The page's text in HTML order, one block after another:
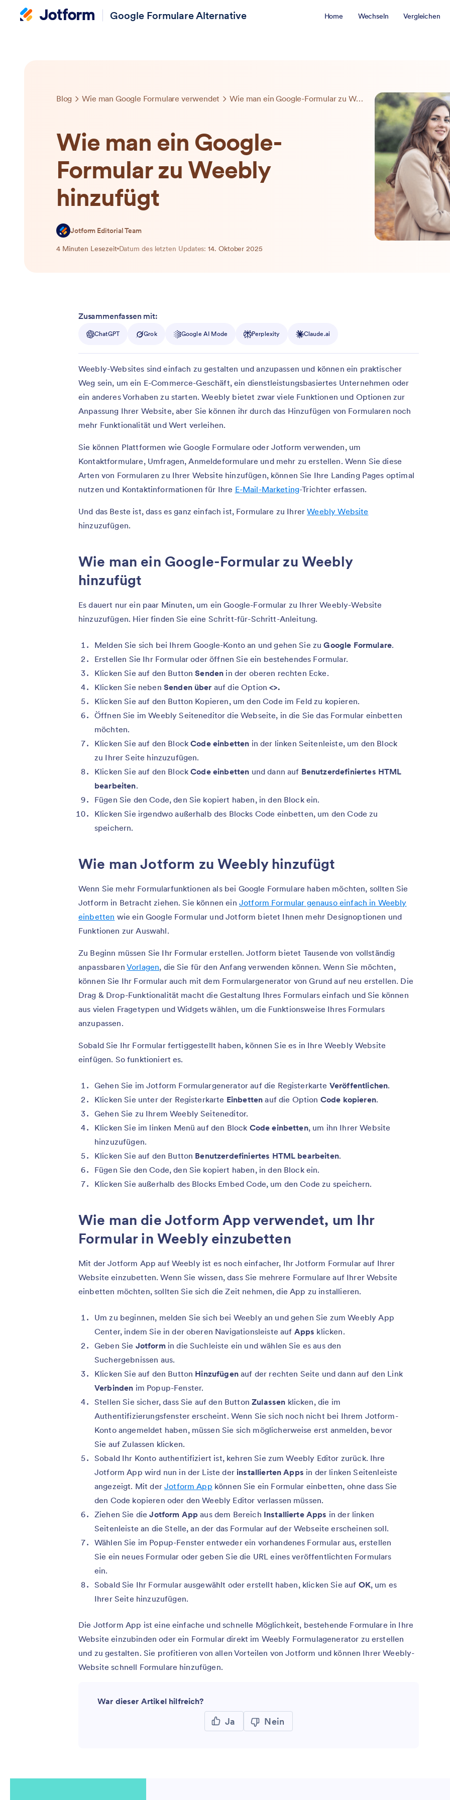
Google Formulare Alternative Home Wechseln Vergleichen
Blog Wie man Google Formulare verwendet Wie man ein Google-Formular zu Weebly hinzufügt
Wie man ein Google-
Formular zu Weebly
hinzufügt
Jotform Editorial Team
4 Minuten Lesezeit Datum des letzten Updates: 14. Oktober 2025
Zusammenfassen mit:
ChatGPT Grok Google AI Mode Perplexity Claude.ai
Weebly-Websites sind einfach zu gestalten und anzupassen und können ein praktischer
Weg sein, um ein E-Commerce-Geschäft, ein dienstleistungsbasiertes Unternehmen oder
ein anderes Vorhaben zu starten. Weebly bietet zwar viele Funktionen und Optionen zur
Anpassung Ihrer Website, aber Sie können ihr durch das Hinzufügen von Formularen noch
mehr Funktionalität und Wert verleihen.
Sie können Plattformen wie Google Formulare oder Jotform verwenden, um
Kontaktformulare, Umfragen, Anmeldeformulare und mehr zu erstellen. Wenn Sie diese
Arten von Formularen zu Ihrer Website hinzufügen, können Sie Ihre Landing Pages optimal
nutzen und Kontaktinformationen für Ihre E-Mail-Marketing-Trichter erfassen.
Und das Beste ist, dass es ganz einfach ist, Formulare zu IhrerWeebly Website
hinzuzufügen.
Wie man ein Google-Formular zu Weebly
hinzufügt
Es dauert nur ein paar Minuten, um ein Google-Formular zu Ihrer Weebly-Website
hinzuzufügen. Hier finden Sie eine Schritt-für-Schritt-Anleitung.
Melden Sie sich bei Ihrem Google-Konto an und gehen Sie zuGoogle Formulare.
Erstellen Sie Ihr Formular oder öffnen Sie ein bestehendes Formular.
Klicken Sie auf den ButtonSenden in der oberen rechten Ecke.
Klicken Sie neben Senden über auf die Option<>.
Klicken Sie auf den Button Kopieren, um den Code im Feld zu kopieren.
Öffnen Sie im Weebly Seiteneditor die Webseite, in die Sie das Formular einbetten
möchten.
Klicken Sie auf den BlockCode einbetten in der linken Seitenleiste, um den Block
zu Ihrer Seite hinzuzufügen.
Klicken Sie auf den BlockCode einbetten und dann auf Benutzerdefiniertes HTML
bearbeiten.
Fügen Sie den Code, den Sie kopiert haben, in den Block ein.
Klicken Sie irgendwo außerhalb des Blocks Code einbetten, um den Code zu
speichern.
Wie man Jotform zu Weebly hinzufügt
Wenn Sie mehr Formularfunktionen als bei Google Formulare haben möchten, sollten Sie
Jotform in Betracht ziehen. Sie können ein Jotform Formular genauso einfach in Weebly
einbetten wie ein Google Formular und Jotform bietet Ihnen mehr Designoptionen und
Funktionen zur Auswahl.
Zu Beginn müssen Sie Ihr Formular erstellen. Jotform bietet Tausende von vollständig
anpassbaren Vorlagen, die Sie für den Anfang verwenden können. Wenn Sie möchten,
können Sie Ihr Formular auch mit dem Formulargenerator von Grund auf neu erstellen. Die
Drag & Drop-Funktionalität macht die Gestaltung Ihres Formulars einfach und Sie können
aus vielen Fragetypen und Widgets wählen, um die Funktionsweise Ihres Formulars
anzupassen.
Sobald Sie Ihr Formular fertiggestellt haben, können Sie es in Ihre Weebly Website
einfügen. So funktioniert es.
Gehen Sie im Jotform Formulargenerator auf die Registerkarte Veröffentlichen.
Klicken Sie unter der Registerkarte Einbettenauf die Option Code kopieren.
Gehen Sie zu Ihrem Weebly Seiteneditor.
Klicken Sie im linken Menü auf den Block Code einbetten, um ihn Ihrer Website
hinzuzufügen.
Klicken Sie auf den Button Benutzerdefiniertes HTML bearbeiten.
Fügen Sie den Code, den Sie kopiert haben, in den Block ein.
Klicken Sie außerhalb des Blocks Embed Code, um den Code zu speichern.
Wie man die Jotform App verwendet, um Ihr
Formular in Weebly einzubetten
Mit der Jotform App auf Weebly ist es noch einfacher, Ihr Jotform Formular auf Ihrer
Website einzubetten. Wenn Sie wissen, dass Sie mehrere Formulare auf Ihrer Website
einbetten möchten, sollten Sie sich die Zeit nehmen, die App zu installieren.
Um zu beginnen, melden Sie sich bei Weebly an und gehen Sie zum Weebly App
Center, indem Sie in der oberen Navigationsleiste auf Apps klicken.
Geben Sie Jotform in die Suchleiste ein und wählen Sie es aus den
Suchergebnissen aus.
Klicken Sie auf den Button Hinzufügenauf der rechten Seite und dann auf den Link
Verbinden im Popup-Fenster.
Stellen Sie sicher, dass Sie auf den ButtonZulassen klicken, die im
Authentifizierungsfenster erscheint. Wenn Sie sich noch nicht bei Ihrem Jotform-
Konto angemeldet haben, müssen Sie sich möglicherweise erst anmelden, bevor
Sie auf Zulassen klicken.
Sobald Ihr Konto authentifiziert ist, kehren Sie zum Weebly Editor zurück. Ihre
Jotform App wird nun in der Liste derinstallierten Apps in der linken Seitenleiste
angezeigt. Mit derJotform App können Sie ein Formular einbetten, ohne dass Sie
den Code kopieren oder den Weebly Editor verlassen müssen.
Ziehen Sie dieJotform Appaus dem Bereich Installierte Apps in der linken
Seitenleiste an die Stelle, an der das Formular auf der Webseite erscheinen soll.
Wählen Sie im Popup-Fenster entweder ein vorhandenes Formular aus, erstellen
Sie ein neues Formular oder geben Sie die URL eines veröffentlichten Formulars
ein.
Sobald Sie Ihr Formular ausgewählt oder erstellt haben, klicken Sie auf OK, um es
Ihrer Seite hinzuzufügen.
Die Jotform App ist eine einfache und schnelle Möglichkeit, bestehende Formulare in Ihre
Website einzubinden oder ein Formular direkt im Weebly Formulagenerator zu erstellen
und zu gestalten. Sie profitieren von allen Vorteilen von Jotform und können Ihrer Weebly-
Website schnell Formulare hinzufügen.
War dieser Artikel hilfreich?
Ja Nein